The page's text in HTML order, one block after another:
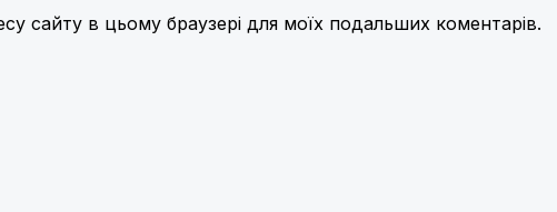
сайту в цьому браузері для моїх подальших коментарів.